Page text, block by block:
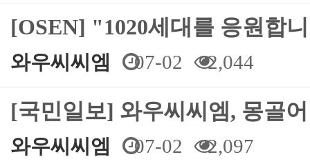
[OSEN] "1020세대를 응원합
와우씨씨엠 07-02 2,044
[국민일보] 와우씨씨엠, 몽골
와우씨씨엠 07-02 2,097